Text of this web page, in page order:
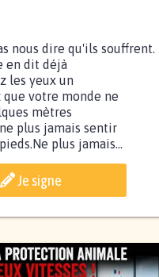
nous dire qu'ils souffrent.
en dit déjà
les yeux un
votre monde ne
mètres
plus jamais sentir
plus jamais...
Je signe